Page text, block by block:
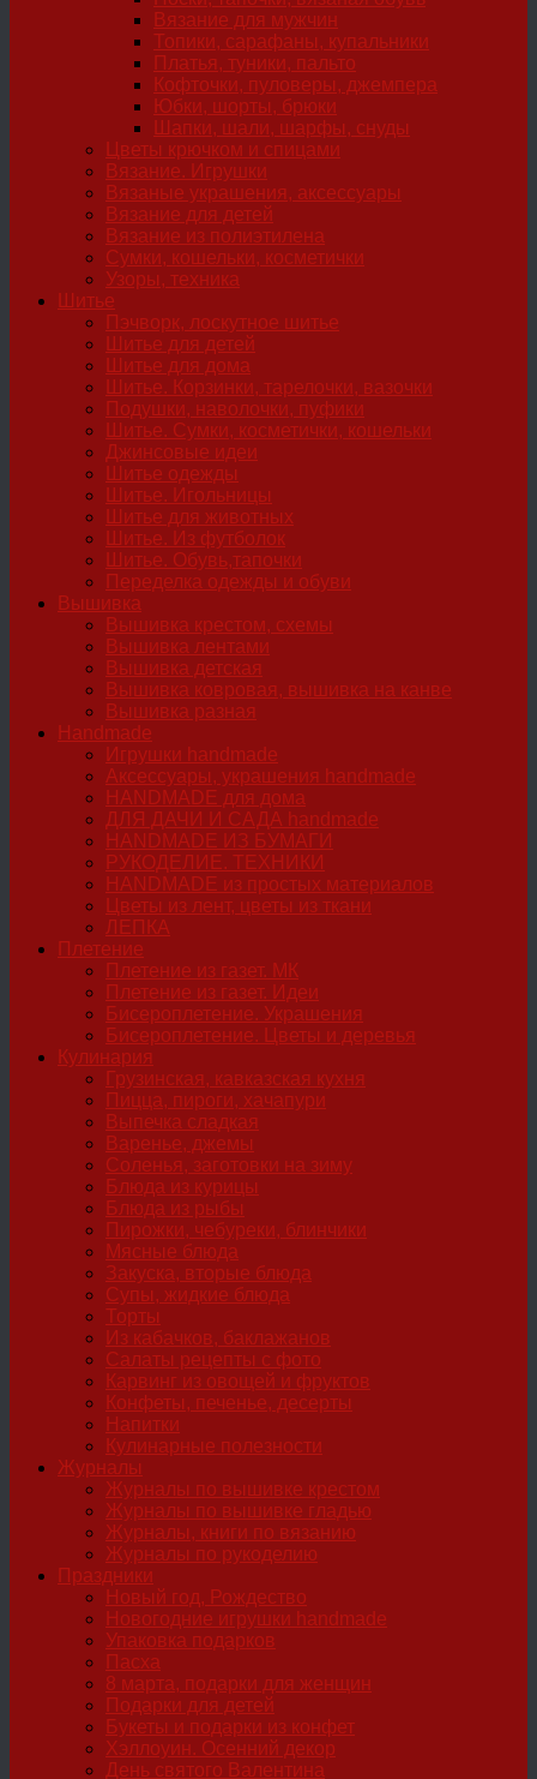
Вязание для мужчин
Топики, сарафаны, купальники
Платья, туники, пальто
Кофточки, пуловеры, джемпера
Юбки, шорты, брюки
Шапки, шали, шарфы, снуды
Цветы крючком и спицами
Вязание. Игрушки
Вязаные украшения, аксессуары
Вязание для детей
Вязание из полиэтилена
Сумки, кошельки, косметички
Узоры, техника
Шитье
Пэчворк, лоскутное шитье
Шитье для детей
Шитье для дома
Шитье. Корзинки, тарелочки, вазочки
Подушки, наволочки, пуфики
Шитье. Сумки, косметички, кошельки
Джинсовые идеи
Шитье одежды
Шитье. Игольницы
Шитье для животных
Шитье. Из футболок
Шитье. Обувь,тапочки
Переделка одежды и обуви
Вышивка
Вышивка крестом, схемы
Вышивка лентами
Вышивка детская
Вышивка ковровая, вышивка на канве
Вышивка разная
Handmade
Игрушки handmade
Аксессуары, украшения handmade
HANDMADE для дома
ДЛЯ ДАЧИ И САДА handmade
HANDMADE ИЗ БУМАГИ
РУКОДЕЛИЕ. ТЕХНИКИ
HANDMADE из простых материалов
Цветы из лент, цветы из ткани
ЛЕПКА
Плетение
Плетение из газет. МК
Плетение из газет. Идеи
Бисероплетение. Украшения
Бисероплетение. Цветы и деревья
Кулинария
Грузинская, кавказская кухня
Пицца, пироги, хачапури
Выпечка сладкая
Варенье, джемы
Соленья, заготовки на зиму
Блюда из курицы
Блюда из рыбы
Пирожки, чебуреки, блинчики
Мясные блюда
Закуска, вторые блюда
Супы, жидкие блюда
Торты
Из кабачков, баклажанов
Салаты рецепты с фото
Карвинг из овощей и фруктов
Конфеты, печенье, десерты
Напитки
Кулинарные полезности
Журналы
Журналы по вышивке крестом
Журналы по вышивке гладью
Журналы, книги по вязанию
Журналы по рукоделию
Праздники
Новый год, Рождество
Новогодние игрушки handmade
Упаковка подарков
Пасха
8 марта, подарки для женщин
Подарки для детей
Букеты и подарки из конфет
Хэллоуин. Осенний декор
День святого Валентина